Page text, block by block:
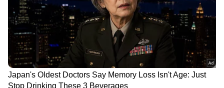
ഇംഗ്ലീഷ് ക്രിക്കറ്റില്‍
ബാസ്‌ബോള്‍ യുഗം
അസ്തമിക്കുന്നു; ബ്രണ്ടന്‍
മക്കല്ലം ടെസ്റ്റ് പരിശീലക
സ്ഥാനം ഒഴിഞ്ഞു
തുടർ തോൽവികൾക്ക്
ശേഷം അവസാന നിമിഷം
ടീമിൽ മാറ്റം, ട്വന്‍റി-20 ടീമിൽ
2 മാറ്റങ്ങൾ പ്രഖ്യാപിച്ച്
ബിസിസിഐ; പ്രിൻസ്
യാദവ് ഏകദിന ടീമിലേക്ക്